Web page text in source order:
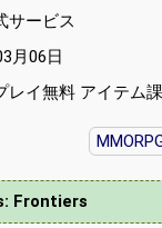
サービス
月06日
レイ無料 アイテム
Frontiers